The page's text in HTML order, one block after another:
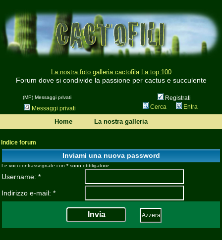
La nostra foto galleria cactofila La top 100
Forum dove si condivide la passione per cactus e succulente
(MP) Messaggi privati
Registrati
Messaggi privati
Cerca Entra
Home La nostra galleria
Indice forum
Inviami una nuova password
Le voci contrassegnate con * sono obbligatorie.
Username: *
Indirizzo e-mail: *